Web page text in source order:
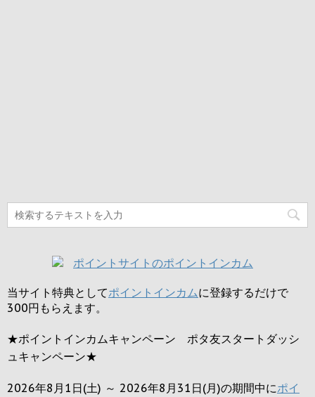
当サイト特典としてポイントインカムに登録するだけで
300円 もらえます。
★ポイントインカムキャンペーン ポタ友スタートダッシ
ュキャンペーン★
2026年8月1日(土) ～ 2026年8月31日(月)の期間中にポイ